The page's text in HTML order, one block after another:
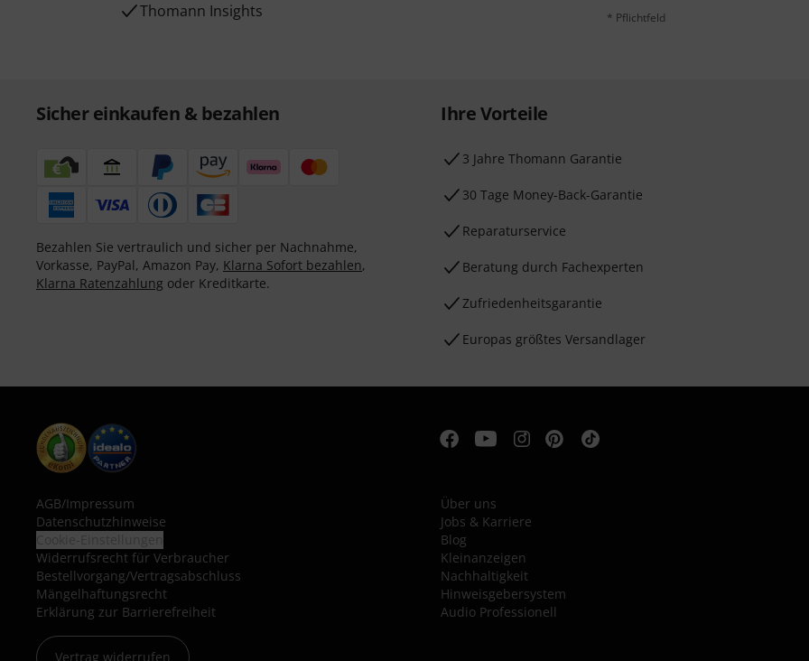
Thomann Insights
* Pflichtfeld
Sicher einkaufen & bezahlen
Bezahlen Sie vertraulich und sicher per Nachnahme,
Vorkasse, PayPal, Amazon Pay, Klarna Sofort bezahlen,
Klarna Ratenzahlung oder Kreditkarte.
Ihre Vorteile
3 Jahre Thomann Garantie
30 Tage Money-Back-Garantie
Reparaturservice
Beratung durch Fachexperten
Zufriedenheitsgarantie
Europas größtes Versandlager
AGB/Impressum
Datenschutzhinweise
Widerrufsrecht für Verbraucher
Bestellvorgang/Vertragsabschluss
Mängelhaftungsrecht
Erklärung zur Barrierefreiheit
Vertrag widerrufen
Über uns
Jobs & Karriere
Blog
Kleinanzeigen
Nachhaltigkeit
Hinweisgebersystem
Audio Professionell